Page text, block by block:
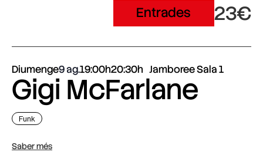
Entrades 23€
Diumenge9 ag.19:00h20:30h Jamboree Sala 1
Gigi McFarlane
Funk
Saber més